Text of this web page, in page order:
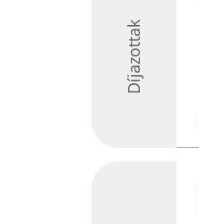
Díjazottak